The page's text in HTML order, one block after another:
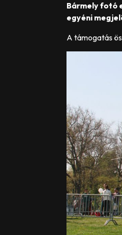
Bármely fotó
egyéni
A támogatás